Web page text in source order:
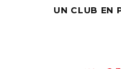
UN CLUB EN